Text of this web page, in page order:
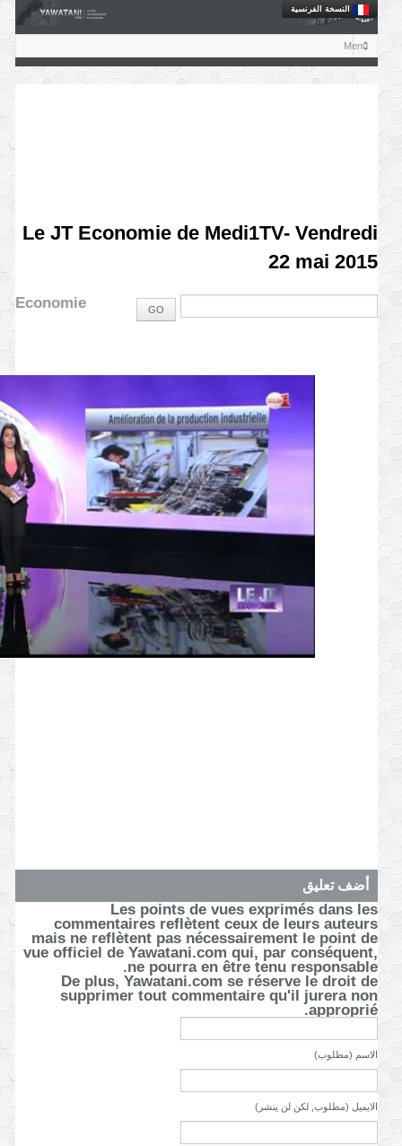
النسخة الفرنسية
Le JT Economie de Medi1TV- Vendredi
22 mai 2015
GO
أضف تعليق
Les points de vues exprimés dans les
commentaires reflètent ceux de leurs auteurs
mais ne reflètent pas nécessairement le point de
vue officiel de Yawatani.com qui, par conséquent,
ne pourra en être tenu responsable.
De plus, Yawatani.com se réserve le droit de
supprimer tout commentaire qu'il jurera non
approprié.
الاسم (مطلوب)
الايميل (مطلوب, لكن لن ينشر)